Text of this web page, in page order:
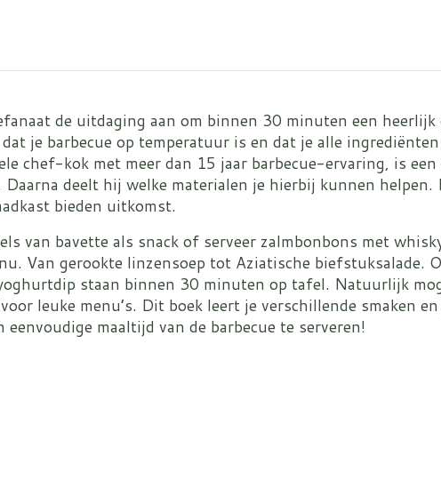
de uitdaging aan om binnen 30 minuten een
je barbecue op temperatuur is en dat je alle
chef-kok met meer dan 15 jaar barbecue-ervaring, is
deelt hij welke materialen je hierbij kunnen helpen.
bieden uitkomst.
van bavette als snack of serveer zalmbonbons met
Van gerookte linzensoep tot Aziatische biefstuksalade.
staan binnen 30 minuten op tafel. Natuurlijk
leuke menu’s. Dit boek leert je verschillende smaken
maaltijd van de barbecue te serveren!